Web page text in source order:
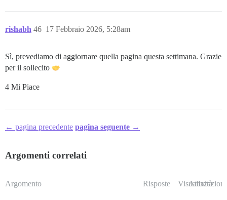
rishabh 17 Febbraio 2026, 5:28am
46
Sì, prevediamo di aggiornare quella pagina questa settimana. Grazie
per il sollecito
4 Mi Piace
← pagina precedente pagina seguente →
Argomenti correlati
Argomento Risposte Visualizzazioni
Attività